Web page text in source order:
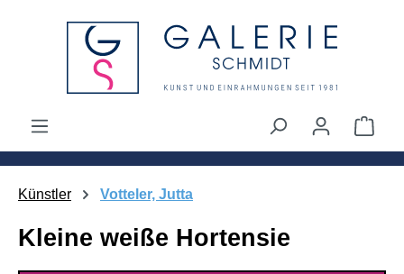
springen
Künstler Votteler, Jutta
Kleine weiße Hortensie